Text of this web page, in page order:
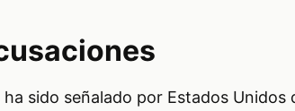
sido señalado por Estados Unidos